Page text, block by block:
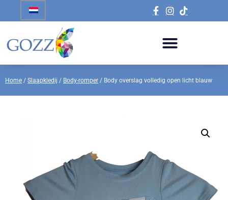
Home / Slaapkledij / Body-romper / Body overslag volledig open licht blauw